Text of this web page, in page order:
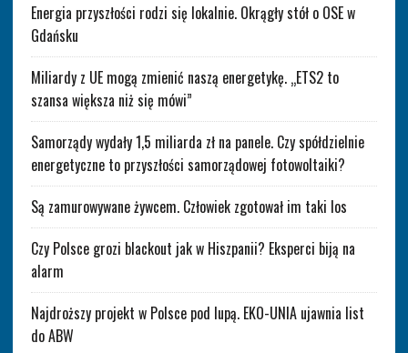
Energia przyszłości rodzi się lokalnie. Okrągły stół o OSE w
Gdańsku
Miliardy z UE mogą zmienić naszą energetykę. „ETS2 to
szansa większa niż się mówi”
Samorządy wydały 1,5 miliarda zł na panele. Czy spółdzielnie
energetyczne to przyszłości samorządowej fotowoltaiki?
Są zamurowywane żywcem. Człowiek zgotował im taki los
Czy Polsce grozi blackout jak w Hiszpanii? Eksperci biją na
alarm
Najdroższy projekt w Polsce pod lupą. EKO-UNIA ujawnia list
do ABW